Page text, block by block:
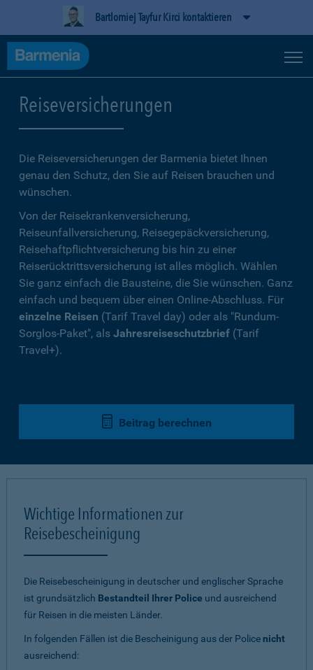
Bartlomiej Tayfur Kirci kontaktieren
Reiseversicherungen
Die Reiseversicherungen der Barmenia bietet Ihnen
genau den Schutz, den Sie auf Reisen brauchen und
wünschen.
Von der Reisekrankenversicherung,
Reiseunfallversicherung, Reisegepäckversicherung,
Reisehaftpflichtversicherung bis hin zu einer
Reiserücktrittsversicherung ist alles möglich. Wählen
Sie ganz einfach die Bausteine, die Sie wünschen. Ganz
einfach und bequem über einen Online-Abschluss. Für
einzelne Reisen (Tarif Travel day) oder als "Rundum-
Sorglos-Paket", als Jahresreiseschutzbrief (Tarif
Travel+).
Beitrag berechnen
Wichtige Informationen zur
Reisebescheinigung
Die Reisebescheinigung in deutscher und englischer Sprache
ist grundsätzlich Bestandteil Ihrer Police und ausreichend
für Reisen in die meisten Länder.
In folgenden Fällen ist die Bescheinigung aus der Police nicht
ausreichend: